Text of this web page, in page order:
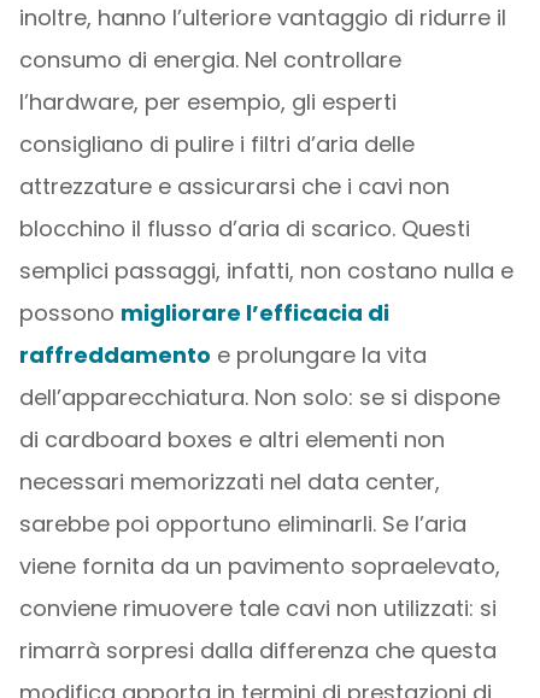
inoltre, hanno l’ulteriore vantaggio di ridurre il
consumo di energia. Nel controllare
l’hardware, per esempio, gli esperti
consigliano di pulire i filtri d’aria delle
attrezzature e assicurarsi che i cavi non
blocchino il flusso d’aria di scarico. Questi
semplici passaggi, infatti, non costano nulla e
possono migliorare l’efficacia di
raffreddamento e prolungare la vita
dell’apparecchiatura. Non solo: se si dispone
di cardboard boxes e altri elementi non
necessari memorizzati nel data center,
sarebbe poi opportuno eliminarli. Se l’aria
viene fornita da un pavimento sopraelevato,
conviene rimuovere tale cavi non utilizzati: si
rimarrà sorpresi dalla differenza che questa